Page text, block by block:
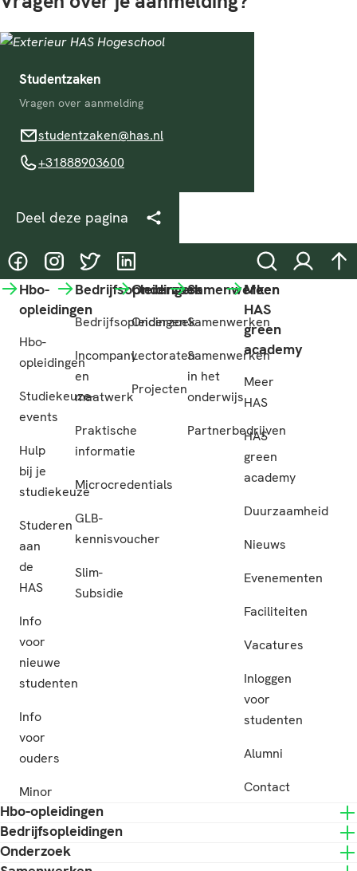
Studentzaken
Vragen over aanmelding
studentzaken@has.nl
studentzaken@has.nl
+31888903600
+31888903600
Deel deze pagina
@HASgreenacademy
@HASgreenacademy
@greenacademyHAS
@HASgreenacademy ZoekenInloggen
Hbo-
opleidingen
Hbo-
opleidingen
Studiekeuze-
events
Hulp
bij je
studiekeuze
Studeren
aan
de
HAS
Info
voor
nieuwe
studenten
Info
voor
ouders
Minor
Bedrijfsopleidingen
Bedrijfsopleidingen
Incompany
en
maatwerk
Praktische
informatie
Microcredentials
GLB-
kennisvoucher
Slim-
Subsidie
Onderzoek
Onderzoek
Lectoraten
Projecten
Samenwerken
Samenwerken
Samenwerken
in het
onderwijs
Partnerbedrijven
Meer
HAS
green
academy
Meer
HAS
HAS
green
academy
Duurzaamheid
Nieuws
Evenementen
Faciliteiten
Vacatures
Inloggen
voor
studenten
Alumni
Contact
Hbo-opleidingen
Bedrijfsopleidingen
Onderzoek